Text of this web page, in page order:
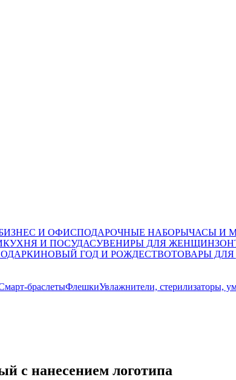
И ОФИСПОДАРОЧНЫЕ НАБОРЫЧАСЫ И
КУХНЯ И ПОСУДАСУВЕНИРЫ ДЛЯ ЖЕНЩИН
НОВЫЙ ГОД И РОЖДЕСТВОТОВАРЫ ДЛЯ
браслетыФлешкиУвлажнители, стерилизаторы,
с нанесением логотипа